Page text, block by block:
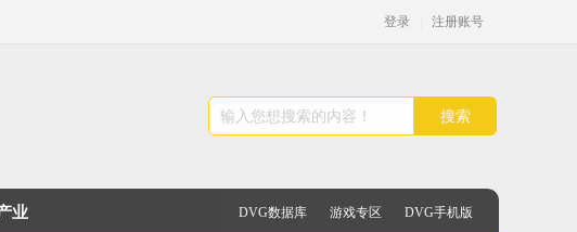
登录 注册账号
搜索
业 DVG数据库 游戏专区 DVG手机版